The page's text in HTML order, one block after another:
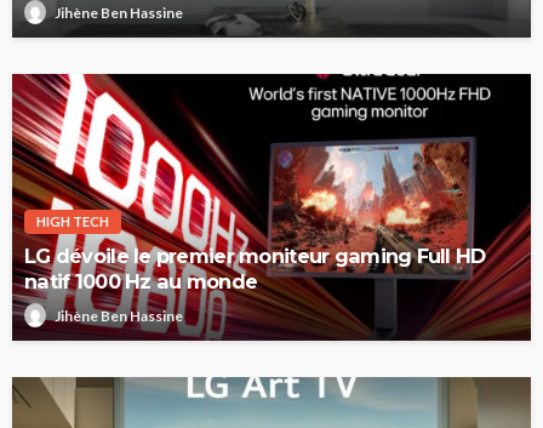
Jihène Ben Hassine
HIGH TECH
LG dévoile le premier moniteur gaming Full HD
natif 1000 Hz au monde
Jihène Ben Hassine